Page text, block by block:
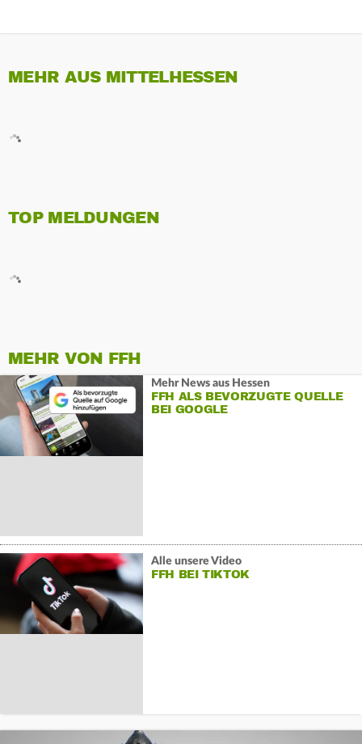
MEHR AUS MITTELHESSEN
TOP MELDUNGEN
MEHR VON FFH
Mehr News aus Hessen
FFH ALS BEVORZUGTE QUELLE
BEI GOOGLE
Alle unsere Video
FFH BEI TIKTOK